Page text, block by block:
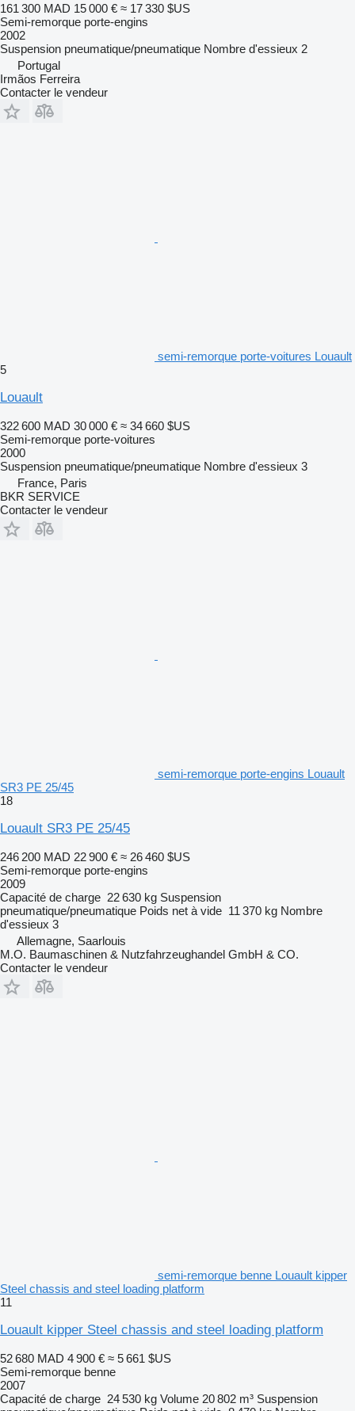
161 300 MAD 15 000 € ≈ 17 330 $US
Semi-remorque porte-engins
2002
Suspension pneumatique/pneumatique Nombre d'essieux 2
Portugal
Irmãos Ferreira
Contacter le vendeur
semi-remorque porte-voitures Louault
5
Louault
322 600 MAD 30 000 € ≈ 34 660 $US
Semi-remorque porte-voitures
2000
Suspension pneumatique/pneumatique Nombre d'essieux 3
France, Paris
BKR SERVICE
Contacter le vendeur
semi-remorque porte-engins Louault
SR3 PE 25/45
18
Louault SR3 PE 25/45
246 200 MAD 22 900 € ≈ 26 460 $US
Semi-remorque porte-engins
2009
Capacité de charge 22 630 kg Suspension
pneumatique/pneumatique Poids net à vide 11 370 kg Nombre
d'essieux 3
Allemagne, Saarlouis
M.O. Baumaschinen & Nutzfahrzeughandel GmbH & CO.
Contacter le vendeur
semi-remorque benne Louault kipper
Steel chassis and steel loading platform
11
Louault kipper Steel chassis and steel loading platform
52 680 MAD 4 900 € ≈ 5 661 $US
Semi-remorque benne
2007
Capacité de charge 24 530 kg Volume 20 802 m³ Suspension